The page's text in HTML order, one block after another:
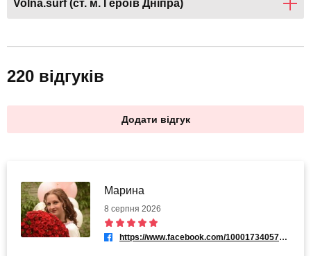
Volna.surf (ст. м. Героїв Дніпра)
220 відгуків
Додати відгук
Марина
8 серпня 2026
https://www.facebook.com/100017340575455